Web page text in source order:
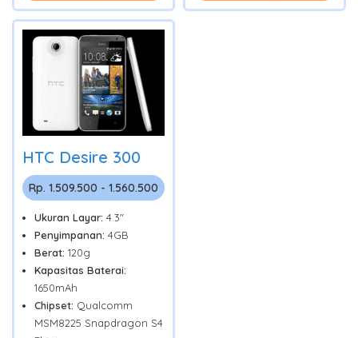
HTC Desire 300
Rp. 1.509.500 - 1.560.500
Ukuran Layar: 4.3"
Penyimpanan: 4GB
Berat: 120g
Kapasitas Baterai:
1650mAh
Chipset: Qualcomm
MSM8225 Snapdragon S4